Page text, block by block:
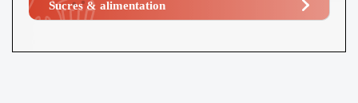
Sucres & alimentation​